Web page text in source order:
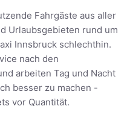
Fahrgäste aus aller
Urlaubsgebieten rund um
Innsbruck schlechthin.
nach den
arbeiten Tag und Nacht
besser zu machen -
vor Quantität.